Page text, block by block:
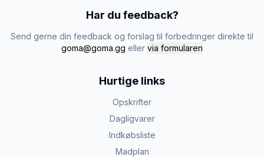
Har du feedback?
Send gerne din feedback og forslag til forbedringer direkte til
goma@goma.gg eller via formularen
Hurtige links
Opskrifter
Dagligvarer
Indkøbsliste
Madplan